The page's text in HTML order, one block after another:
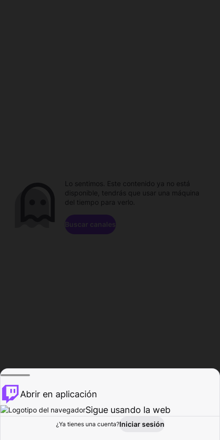
Explorar Actividad
Lo sentimos. Este contenido ya no está
disponible, tendrás que usar una máquina
del tiempo para verlo.
Buscar canales
Abrir en aplicación
Sigue usando la web
¿Ya tienes una cuenta?Iniciar sesión